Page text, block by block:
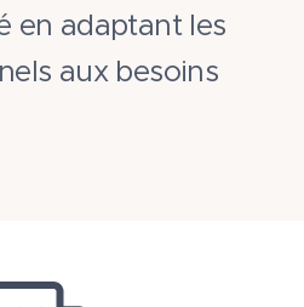
en adaptant les
aux besoins